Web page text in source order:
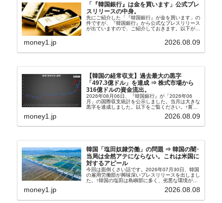
「『韓国銀行』は金を買います」公式プレ
スリリースの中身。
先にご紹介した「『韓国銀行』が金を買います」の
件ですが、『韓国銀行』から公式なプレスリリース
が出ていますので、ご紹介しておきます。以下が全
れ協力体制を構築□『韓国銀行』は、国内生産金の
money1.jp 2026.08.09
【韓国の経常収支】過去最大の黒字
「497.3億ドル」を達成 ⇒ 株式市場から
316億ドルの資金流出。
2026年08月06日、『韓国銀行』が「2026年06
月」の国際収支統計を公示しました。当月は大きな
黒字を達成しました。以下をご覧ください。↑黄色
の経常収支です。2026年06月貿易収支：4...
money1.jp 2026.08.09
韓国「塩田奴隷労働」の問題 ⇒ 韓国の闇･
当局は全然アテにならない。これは米国に
対するアピール
今回は面倒くさい話です。2026年07月30日、韓国
の雇用労働部が興味深いプレスリリースを出しまし
た。↑韓国の塩田は島嶼部に多く、劣悪な環境が一
たといわれます（後述）。これは、いわゆる「塩田
money1.jp 2026.08.08